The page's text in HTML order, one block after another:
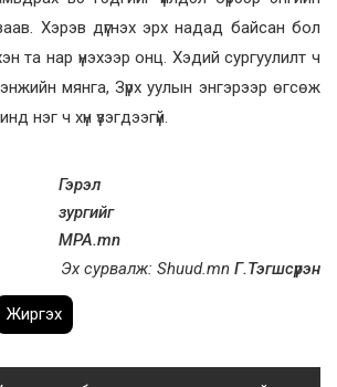
Хэрэв дүгнэх эрх надад байсан бол
та нар үнэхээр онц. Хэдий сургуулилт ч
мянга, Зүрх уулын энгэрээр өгсөж
нэг ч хүн үзэгдээгүй.
Гэрэл
зургийг
MPA.mn
Эх сурвалж: Shuud.mn Г.Тэгшсүрэн
Жиргэх